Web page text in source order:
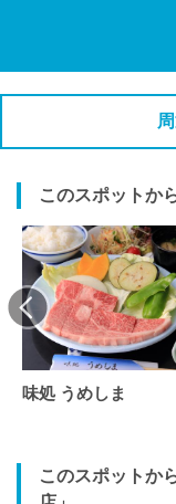
このスポットか
味処 うめしま
このスポットか